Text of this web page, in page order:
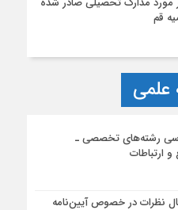
قم
علمی
رشته‌های تخصصی ـ
ارتباطات
نظرات در خصوص آیین‌نامه‌